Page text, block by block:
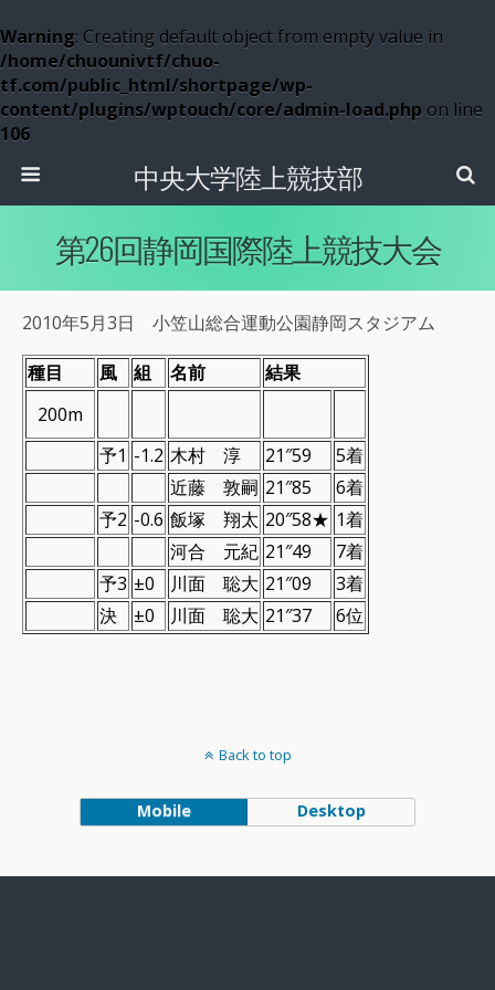
Warning: Creating default object from empty value in
/home/chuounivtf/chuo-
tf.com/public_html/shortpage/wp-
content/plugins/wptouch/core/admin-load.php on line
106
中央大学陸上競技部
第26回静岡国際陸上競技大会
2010年5月3日 小笠山総合運動公園静岡スタジアム
種目 風 組 名前
結果
200m
予1 -1.2 木村 淳 21″59
5着
近藤 敦嗣 21″85
6着
予2 -0.6 飯塚 翔太 20″58★ 1着
河合 元紀 21″49
7着
予3 ±0 川面 聡大 21″09
3着
決
±0 川面 聡大 21″37 6位
Back to top
Mobile Desktop